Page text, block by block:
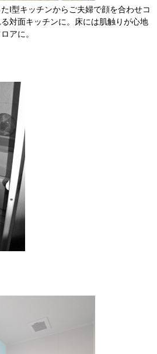
たI型キッチンからご夫婦で顔を合わせコ
対面キッチンに。床には肌触りが心地
アに。